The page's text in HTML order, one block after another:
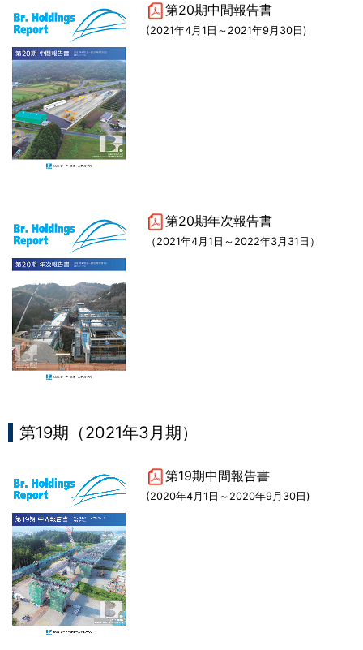
第20期中間報告書
(2021年4月1日～2021年9月30日)
第20期年次報告書
（2021年4月1日～2022年3月31日）
第19期（2021年3月期）
第19期中間報告書
(2020年4月1日～2020年9月30日)